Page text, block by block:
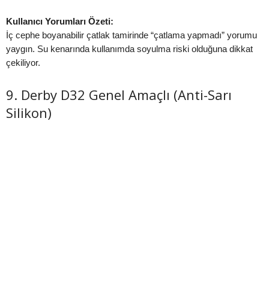
Kullanıcı Yorumları Özeti:
İç cephe boyanabilir çatlak tamirinde “çatlama yapmadı” yorumu
yaygın. Su kenarında kullanımda soyulma riski olduğuna dikkat
çekiliyor.
9. Derby D32 Genel Amaçlı (Anti-Sarı
Silikon)